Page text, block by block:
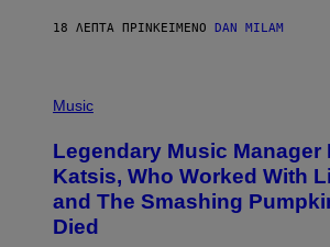
E
A
M
A
G
E
D
I
18 ΛΕΠΤΆ ΠΡΙΝ ΚΕΊΜΕΝΟ DAN MILAM
H
O
B
Y
D
I
M
Music
Legendary Music Manager
Katsis, Who Worked With
and The Smashing
Died